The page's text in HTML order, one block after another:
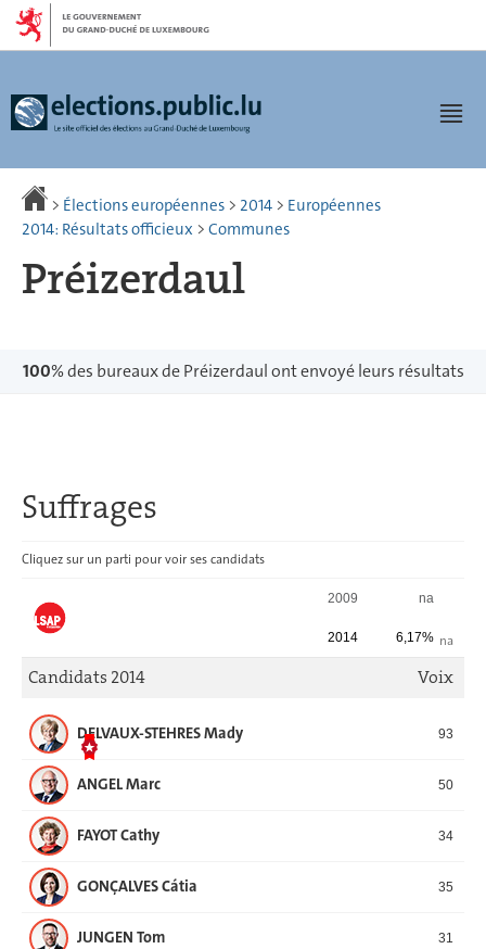
Aller
navigation
Aller
> Élections européennes > 2014 > Européennes
2014: Résultats officieux > Communes
Préizerdaul
100% des bureaux de Préizerdaul ont envoyé leurs résultats
Suffrages
Cliquez sur un parti pour voir ses candidats
2009 na
na
2014 6,17%
Candidats 2014 Voix
DELVAUX-STEHRES Mady 93
ANGEL Marc 50
FAYOT Cathy 34
GONÇALVES Cátia 35
JUNGEN Tom 31